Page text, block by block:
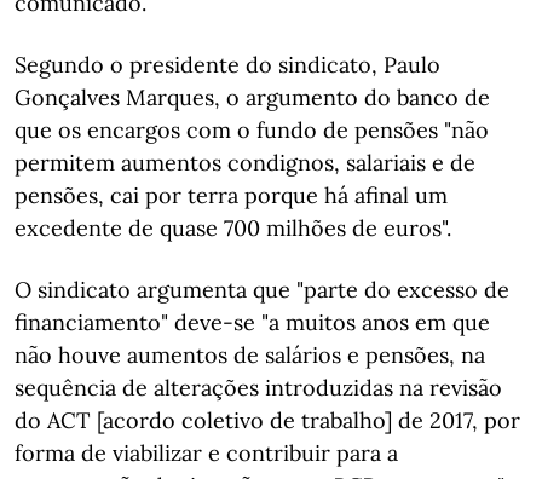
Segundo o presidente do sindicato, Paulo
Gonçalves Marques, o argumento do banco de
que os encargos com o fundo de pensões "não
permitem aumentos condignos, salariais e de
pensões, cai por terra porque há afinal um
excedente de quase 700 milhões de euros".
O sindicato argumenta que "parte do excesso de
financiamento" deve-se "a muitos anos em que
não houve aumentos de salários e pensões, na
sequência de alterações introduzidas na revisão
do ACT [acordo coletivo de trabalho] de 2017, por
forma de viabilizar e contribuir para a